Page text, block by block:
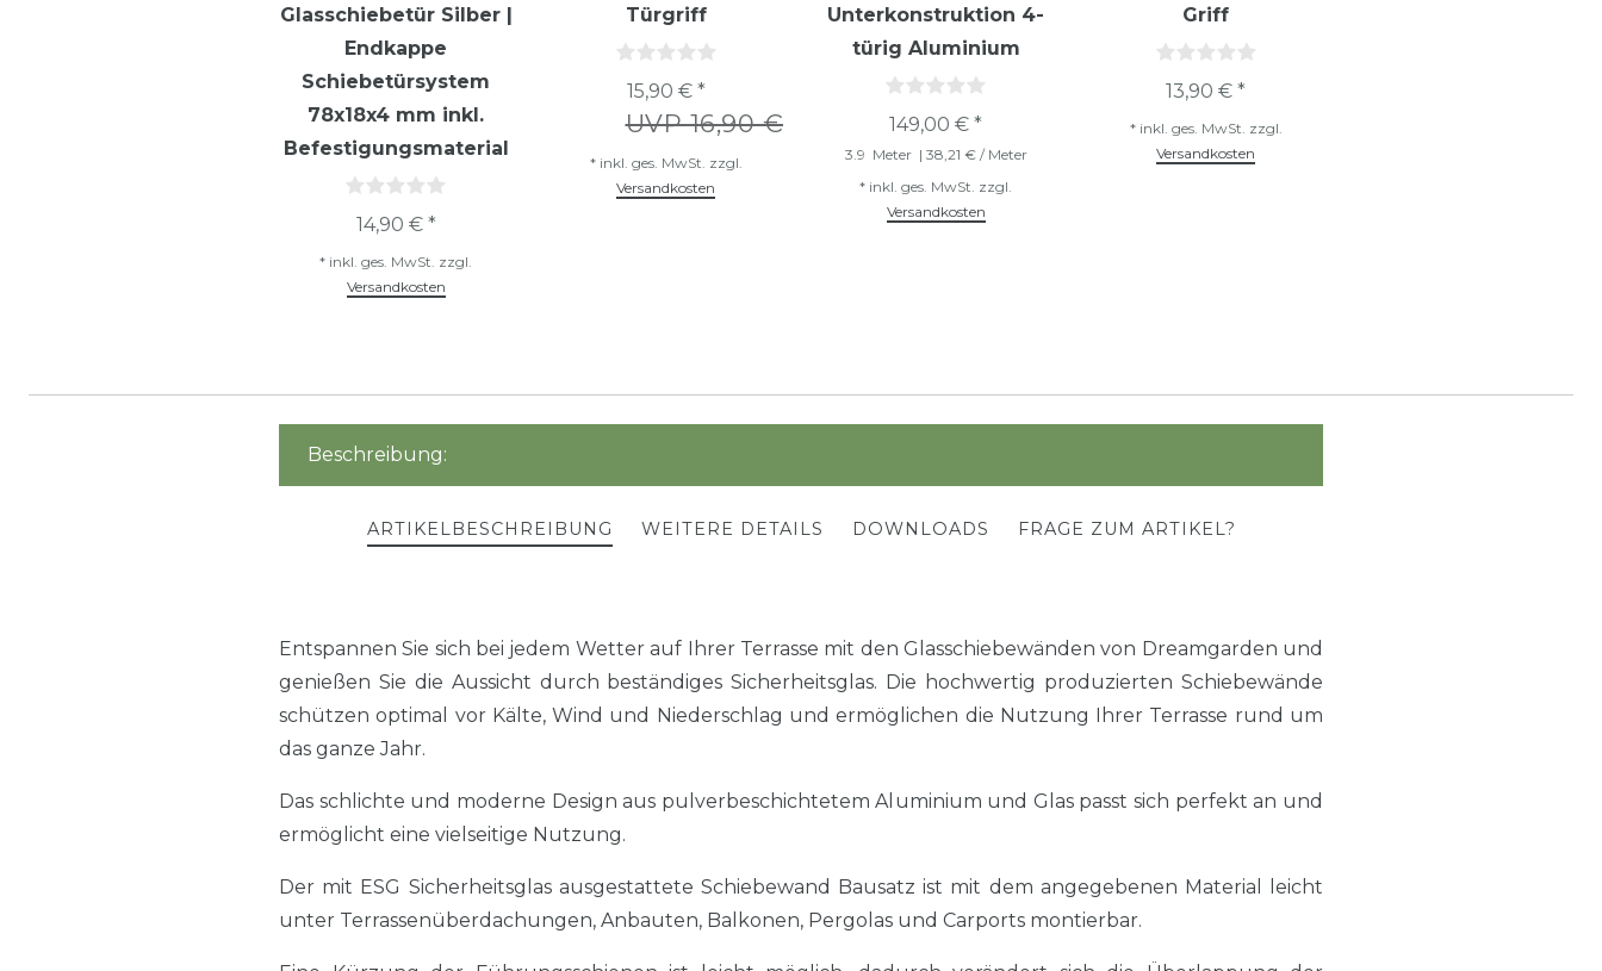
Glasschiebetür Silber |
Endkappe
Schiebetürsystem
78x18x4 mm inkl.
Befestigungsmaterial
14,90 € *
* inkl. ges. MwSt. zzgl.
Versandkosten
Türgriff
UVP 16,90 €
15,90 € *
* inkl. ges. MwSt. zzgl.
Versandkosten
Unterkonstruktion 4-
türig Aluminium
149,00 € *
3.9 Meter | 38,21 € / Meter
* inkl. ges. MwSt. zzgl.
Versandkosten
Griff
13,90 € *
* inkl. ges. MwSt. zzgl.
Versandkosten
Beschreibung:
ARTIKELBESCHREIBUNG WEITERE DETAILS DOWNLOADS FRAGE ZUM ARTIKEL?
Entspannen Sie sich bei jedem Wetter auf Ihrer Terrasse mit den Glasschiebewänden von Dreamgarden und
genießen Sie die Aussicht durch beständiges Sicherheitsglas. Die hochwertig produzierten Schiebewände
schützen optimal vor Kälte, Wind und Niederschlag und ermöglichen die Nutzung Ihrer Terrasse rund um
das ganze Jahr.
Das schlichte und moderne Design aus pulverbeschichtetem Aluminium und Glas passt sich perfekt an und
ermöglicht eine vielseitige Nutzung.
Der mit ESG Sicherheitsglas ausgestattete Schiebewand Bausatz ist mit dem angegebenen Material leicht
unter Terrassenüberdachungen, Anbauten, Balkonen, Pergolas und Carports montierbar.